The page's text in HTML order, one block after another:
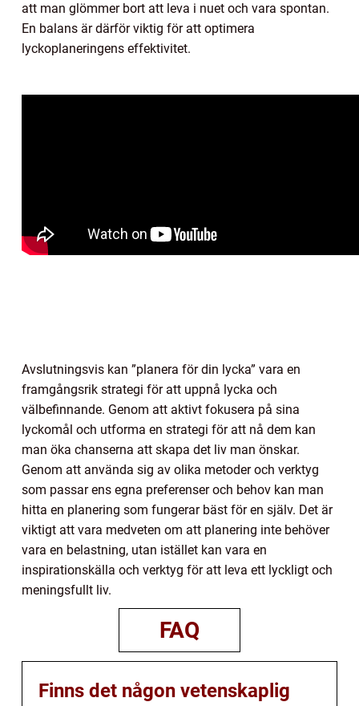
att man glömmer bort att leva i nuet och vara spontan.
En balans är därför viktig för att optimera
lyckoplaneringens effektivitet.
Avslutningsvis kan ”planera för din lycka” vara en
framgångsrik strategi för att uppnå lycka och
välbefinnande. Genom att aktivt fokusera på sina
lyckomål och utforma en strategi för att nå dem kan
man öka chanserna att skapa det liv man önskar.
Genom att använda sig av olika metoder och verktyg
som passar ens egna preferenser och behov kan man
hitta en planering som fungerar bäst för en själv. Det är
viktigt att vara medveten om att planering inte behöver
vara en belastning, utan istället kan vara en
inspirationskälla och verktyg för att leva ett lyckligt och
meningsfullt liv.
FAQ
Finns det någon vetenskaplig